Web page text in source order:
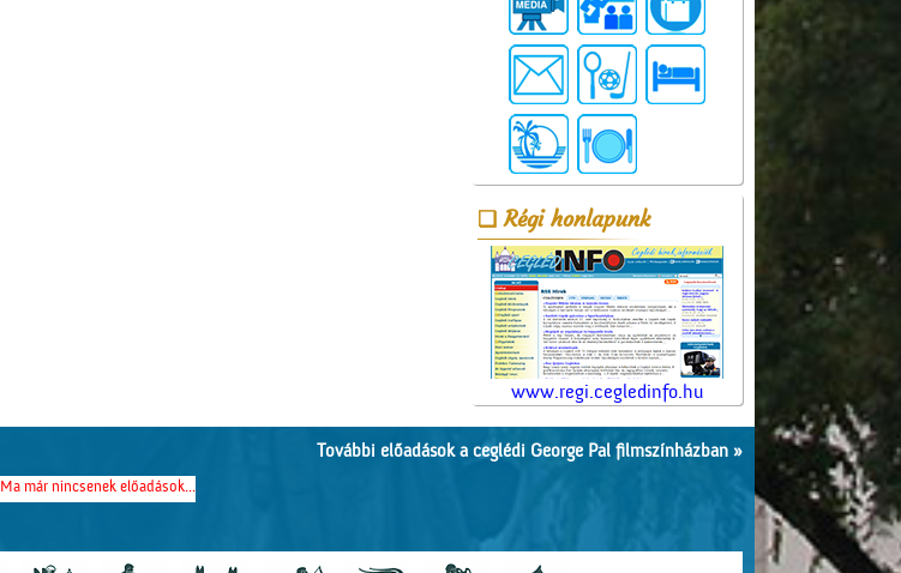
Régi honlapunk
www.regi.cegledinfo.hu
További előadások a ceglédi George Pal filmszínházban »
Ma már nincsenek előadások...